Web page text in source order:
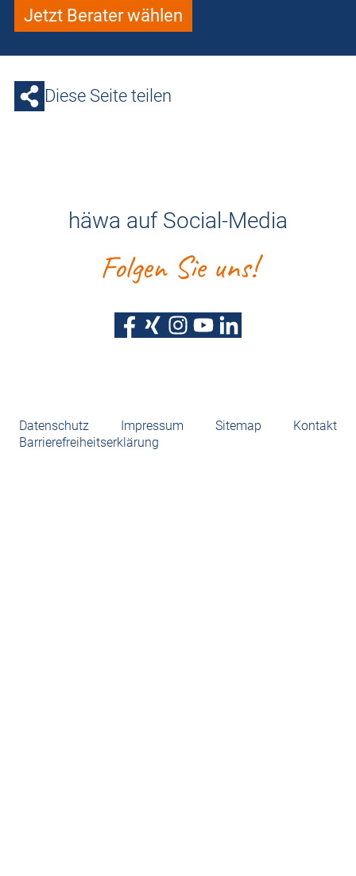
Jetzt Berater wählen
Diese Seite teilen
häwa auf Social-Media
Folgen Sie uns!
Datenschutz Impressum Sitemap
Kontakt
Barrierefreiheitserklärung